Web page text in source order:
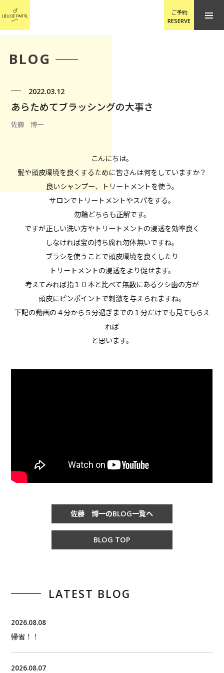
ご予約
RESERVE
BLOG
2022.03.12
あらためてブラッシングの大事さ
佐藤 博一
こんにちは。
髪や頭皮環境を良くするために皆さんは何をしていますか？
良いシャンプー、トリートメントを使う。
サロンでトリートメントやスパをする。
勿論どちらも正解です。
ですが正しい洗い方やトリートメントの浸透を効率良く
しなければ宝の持ち腐れ勿体無いですね。
ブラシを使うことで頭皮環境を良くしたり
トリートメントの浸透をより促せます。
考えてみれば指１０本と比べて無数にあるクシ歯の方が
頭皮にピンポイントで刺激を与えられますね。
下記の動画の４分から５分過ぎまでの１分だけでも見てもらえ
れば
と思います。
佐藤 博一のBLOG一覧へ
BLOG TOP
LATEST BLOG
2026.08.08
帰省！！
2026.08.07